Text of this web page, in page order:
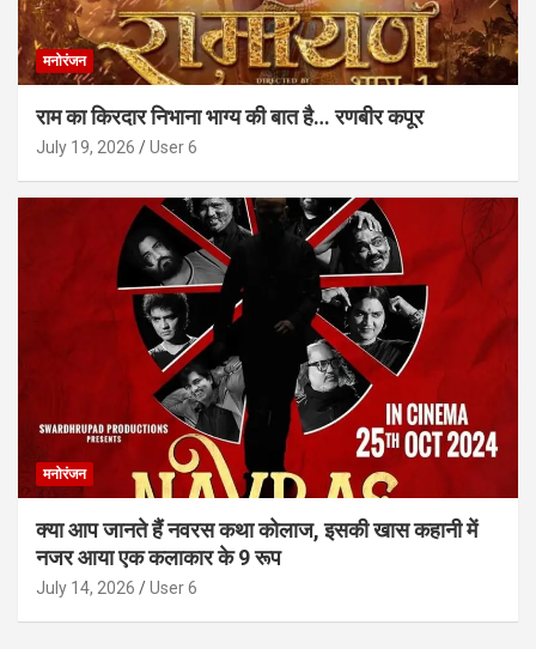
मनोरंजन
राम का किरदार निभाना भाग्य की बात है… रणबीर कपूर
July 19, 2026 User 6
मनोरंजन
क्या आप जानते हैं नवरस कथा कोलाज, इसकी खास कहानी में
नजर आया एक कलाकार के 9 रूप
July 14, 2026 User 6